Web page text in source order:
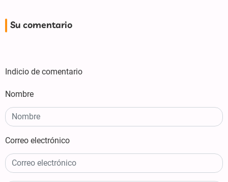
Su comentario
Indicio de comentario
Nombre
Correo electrónico